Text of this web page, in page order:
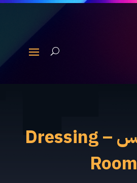
غرفة ملابس – Dressing
Room